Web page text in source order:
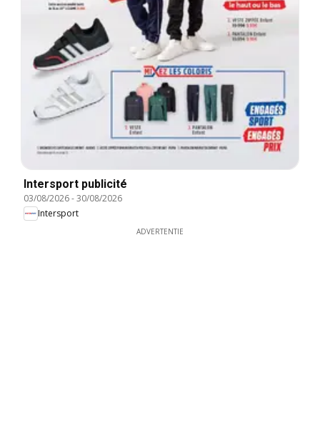
Intersport publicité
03/08/2026-30/08/2026
Intersport
ADVERTENTIE